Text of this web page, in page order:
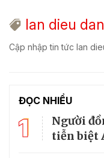
lan dieu
Cập nhập tin tức lan
ĐỌC NHIỀU
1
Người
tiễn biệt